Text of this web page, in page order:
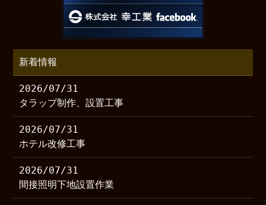
新着情報
2026/07/31
タラップ制作、設置工事
2026/07/31
ホテル改修工事
2026/07/31
間接照明下地設置作業